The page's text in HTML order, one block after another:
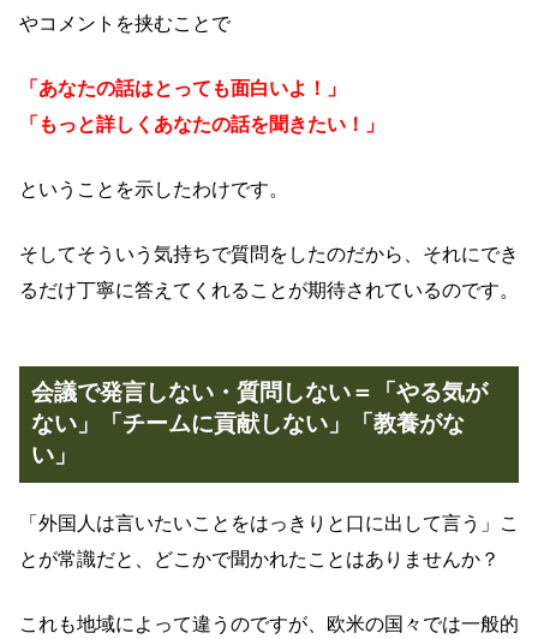
やコメントを挟むことで
「あなたの話はとっても面白いよ！」
「もっと詳しくあなたの話を聞きたい！」
ということを示したわけです。
そしてそういう気持ちで質問をしたのだから、それにでき
るだけ丁寧に答えてくれることが期待されているのです。
会議で発言しない・質問しない＝「やる気が
ない」「チームに貢献しない」「教養がな
い」
「外国人は言いたいことをはっきりと口に出して言う」こ
とが常識だと、どこかで聞かれたことはありませんか？
これも地域によって違うのですが、欧米の国々では一般的